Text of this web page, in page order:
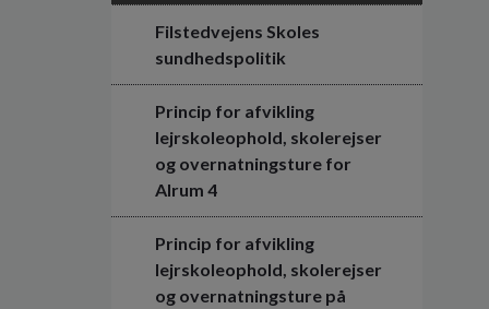
Filstedvejens Skoles
sundhedspolitik
Princip for afvikling
lejrskoleophold, skolerejser
og overnatningsture for
Alrum 4
Princip for afvikling
lejrskoleophold, skolerejser
og overnatningsture på